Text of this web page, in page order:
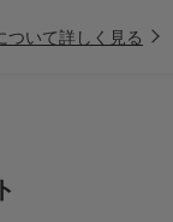
ついて詳しく見る